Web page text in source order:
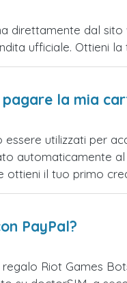
direttamente dal
ufficiale. Ottieni
la mia
utilizzati per
automaticamente al
ottieni il tuo primo
PayPal?
Riot Games